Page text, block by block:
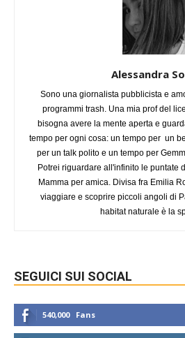
Alessandra
Sono una giornalista pubblicista e
programmi trash. Una mia prof del
bisogna avere la mente aperta e
tempo per ogni cosa: un tempo per un
per un talk polito e un tempo per
Potrei riguardare all'infinito le puntate
Mamma per amica. Divisa fra Emilia
viaggiare e scoprire piccoli angoli di
habitat naturale è la
SEGUICI SUI SOCIAL
540,000 Fans